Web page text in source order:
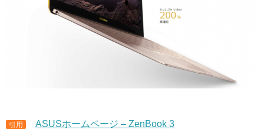
引用 ASUSホームページ – ZenBook 3